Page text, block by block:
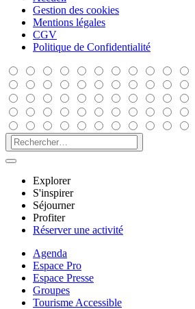
Gestion des cookies
Mentions légales
CGV
Politique de Confidentialité
Explorer
S'inspirer
Séjourner
Profiter
Réserver une activité
Agenda
Espace Pro
Espace Presse
Groupes
Tourisme Accessible